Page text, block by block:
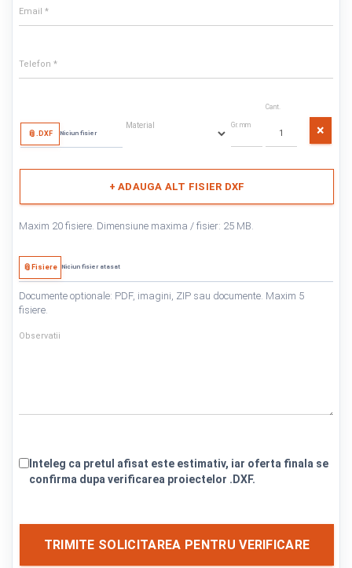
Email:
Email *
Telefon:
Telefon *
Fisier DXF:
📎 .DXF Niciun fisier Material:
Material Grosime mm:
Gr. mm Repetitii:
Cant.
×
+ ADAUGA ALT FISIER DXF
Maxim 20 fisiere. Dimensiune maxima / fisier: 25 MB.
Documente atasate optionale:
📎 Fisiere Niciun fisier atasat
Documente optionale: PDF, imagini, ZIP sau documente. Maxim 5
fisiere.
Observatii:
Observatii
Inteleg ca pretul afisat este estimativ, iar oferta finala se
confirma dupa verificarea proiectelor .DXF.
TRIMITE SOLICITAREA PENTRU VERIFICARE